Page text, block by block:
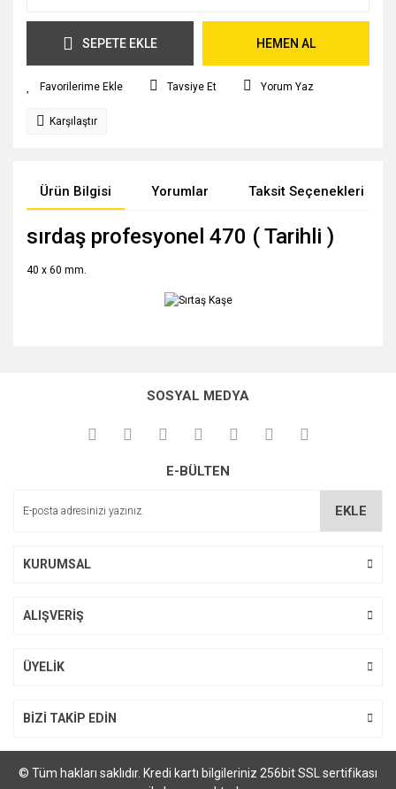
SEPETE EKLE HEMEN AL
Tavsiye Et Yorum Yaz
Karşılaştır
Ürün Bilgisi Yorumlar Taksit Seçenekleri
sırdaş profesyonel 470 ( Tarihli )
40 x 60 mm.
Yorum Yaz
Görüş ve önerileriniz için teşekkür ederiz.
Ürün açıklamasında eksik bilgiler bulunuyor.
SOSYAL MEDYA
E-BÜLTEN
EKLE
KURUMSAL
ALIŞVERİŞ
ÜYELİK
BİZİ TAKİP EDİN
© Tüm hakları saklıdır. Kredi kartı bilgileriniz 256bit SSL sertifikası